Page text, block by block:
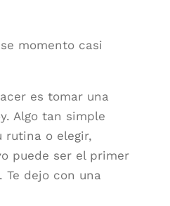
momento casi
es tomar una
Algo tan simple
rutina o elegir,
puede ser el primer
Te dejo con una